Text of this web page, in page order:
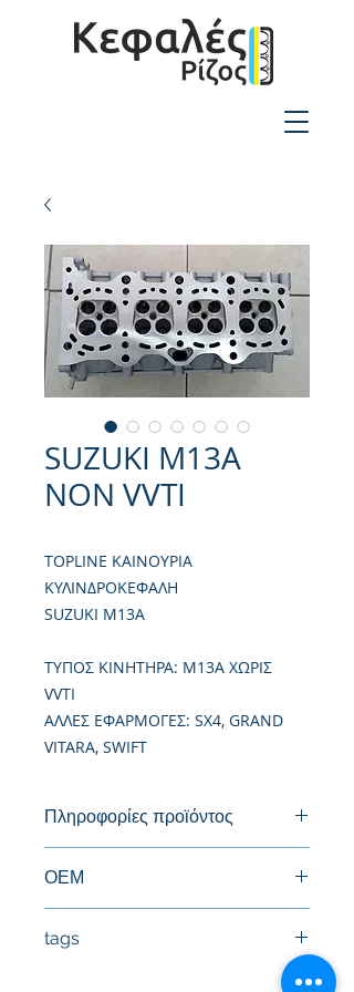
SUZUKI M13A
NON VVTI
TOPLINE ΚΑΙΝΟΥΡΙΑ
ΚΥΛΙΝΔΡΟΚΕΦΑΛΗ
SUZUKI M13A
TΥΠΟΣ ΚΙΝΗΤΗΡΑ: M13A ΧΩΡΙΣ
VVTI
ΑΛΛΕΣ ΕΦΑΡΜΟΓΕΣ: SX4, GRAND
VITARA, SWIFT
Πληροφορίες προϊόντος
ΟΕΜ
tags